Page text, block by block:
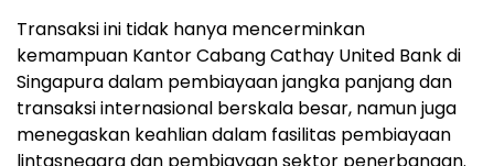
Transaksi ini tidak hanya mencerminkan
kemampuan Kantor Cabang Cathay United Bank di
Singapura dalam pembiayaan jangka panjang dan
transaksi internasional berskala besar, namun juga
menegaskan keahlian dalam fasilitas pembiayaan